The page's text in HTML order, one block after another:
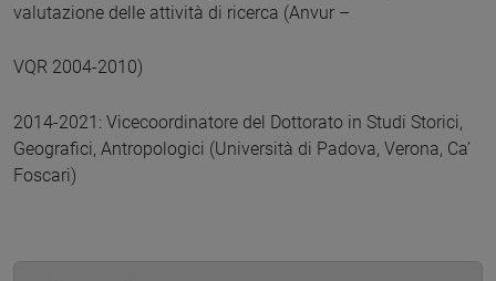
valutazione delle attività di ricerca (Anvur –
VQR 2004-2010)
2014-2021: Vicecoordinatore del Dottorato in Studi Storici,
Geografici, Antropologici (Università di Padova, Verona, Ca’
Foscari)